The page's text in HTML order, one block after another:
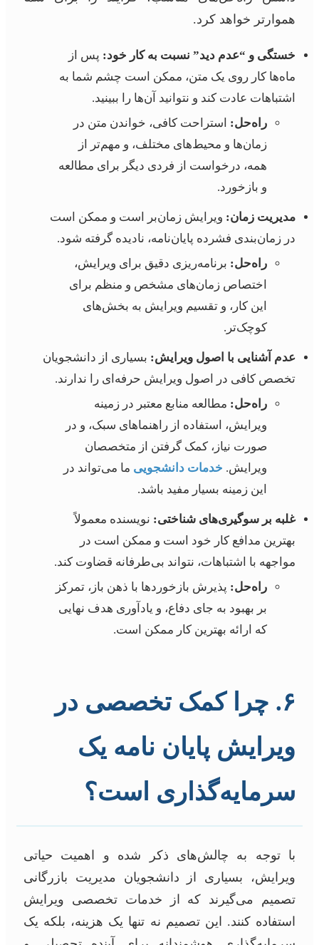
هموارتر خواهد کرد.
خستگی و “عدم دید” نسبت به کار خود: پس از
ماه‌ها کار روی یک متن، ممکن است چشم شما به
اشتباهات عادت کند و نتوانید آن‌ها را ببینید.
راه‌حل: استراحت کافی، خواندن متن در
زمان‌ها و محیط‌های مختلف، و مهم‌تر از
همه، درخواست از فردی دیگر برای مطالعه
و بازخورد.
مدیریت زمان: ویرایش زمان‌بر است و ممکن است
در زمان‌بندی فشرده پایان‌نامه، نادیده گرفته شود.
راه‌حل: برنامه‌ریزی دقیق برای ویرایش،
اختصاص زمان‌های مشخص و منظم برای
این کار، و تقسیم ویرایش به بخش‌های
کوچک‌تر.
عدم آشنایی با اصول ویرایش: بسیاری از دانشجویان
تخصص کافی در اصول ویرایش حرفه‌ای را ندارند.
راه‌حل: مطالعه منابع معتبر در زمینه
ویرایش، استفاده از راهنماهای سبک، و در
صورت نیاز، کمک گرفتن از متخصصان
ویرایش. خدمات دانشجویی ما می‌تواند در
این زمینه بسیار مفید باشد.
غلبه بر سوگیری‌های شناختی: نویسنده معمولاً
بهترین مدافع کار خود است و ممکن است در
مواجهه با اشتباهات، نتواند بی‌طرفانه قضاوت کند.
راه‌حل: پذیرش بازخوردها با ذهن باز، تمرکز
بر بهبود به جای دفاع، و یادآوری هدف نهایی
که ارائه بهترین کار ممکن است.
۶. چرا کمک تخصصی در
ویرایش پایان نامه یک
سرمایه‌گذاری است؟
با توجه به چالش‌های ذکر شده و اهمیت حیاتی
ویرایش، بسیاری از دانشجویان مدیریت بازرگانی
تصمیم می‌گیرند که از خدمات تخصصی ویرایش
استفاده کنند. این تصمیم نه تنها یک هزینه، بلکه یک